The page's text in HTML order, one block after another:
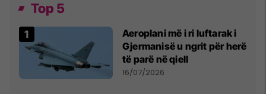
Top 5
Aeroplani më i ri luftarak i
Gjermanisë u ngrit për herë
të parë në qiell
16/07/2026